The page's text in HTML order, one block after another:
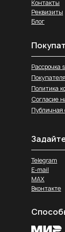
Реквизиты
Блог
Контакты
Рассрочка
Политика
Согласие
Публичная
Telegram
E-mail
MAX
Вконтакте